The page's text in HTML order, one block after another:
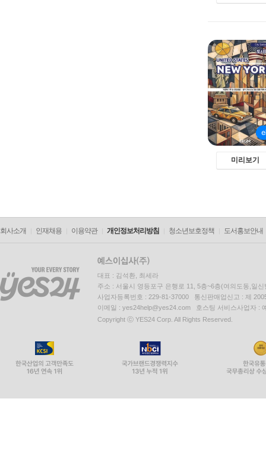
미리보기
회사소개 인재채용 이용약관 개인정보처리방침 청소년보호정책 도서홍보안내
대표 : 김석환, 최세라
주소 : 서울시 영등포구 은행로 11, 5층~6층(여의도동,일신
사업자등록번호 : 229-81-37000 통신판매업신고 : 제
이메일 : yes24help@yes24.com 호스팅 서비스사업자 :
Copyright ⓒ YES24 Corp. All Rights Reserved.